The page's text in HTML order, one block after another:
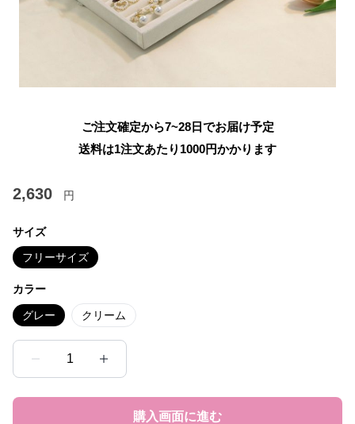
ご注文確定から7~28日でお届け予定
送料は1注文あたり 1000円かかります
2,630 円
サイズ
フリーサイズ
カラー
グレー クリーム
1
購入画面に進む